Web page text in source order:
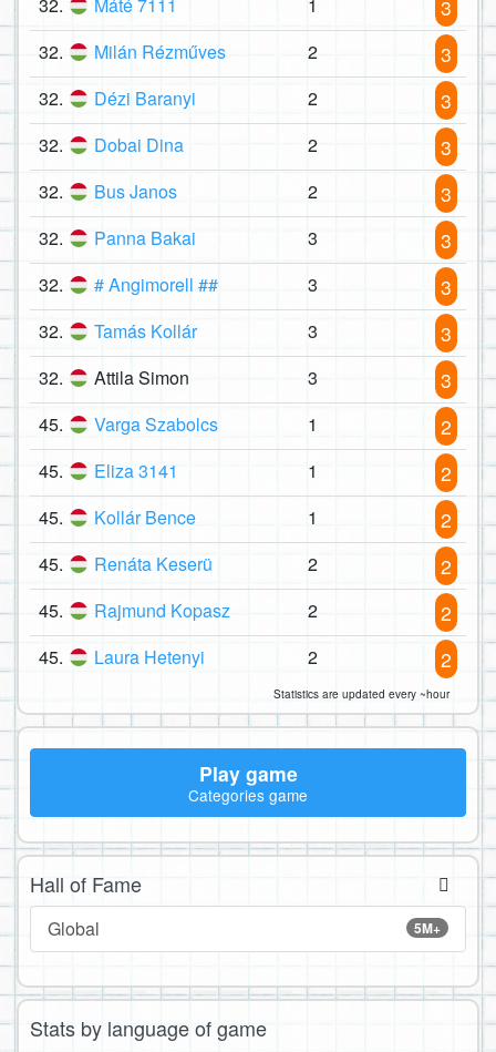
32. Máté 7111 1 3
32. Milán Rézműves 2 3
32. Dézi Baranyi 2 3
32. Dobai Dina 2 3
32. Bus Janos 2 3
32. Panna Bakai 3 3
32. # Angimorell ## 3 3
32. Tamás Kollár 3 3
32. Attila Simon 3 3
45. Varga Szabolcs 1 2
45. Eliza 3141 1 2
45. Kollár Bence 1 2
45. Renáta Keserü 2 2
45. Rajmund Kopasz 2 2
45. Laura Hetenyi 2 2
Statistics are updated every ~hour
Play game
Categories game
Hall of Fame
5M+
Global
Stats by language of game